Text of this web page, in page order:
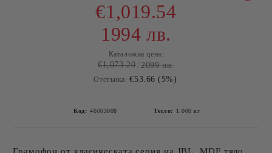
€1,019.54
1994 лв.
Каталожна цена:
€1,073.20 2099 лв.
Отстъпка: €53.66 (5%)
Код: 46003008 Тегло: 1.000 кг